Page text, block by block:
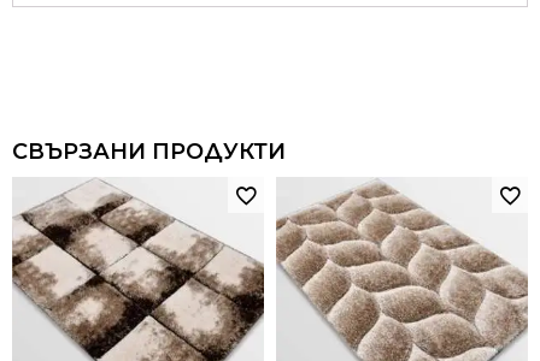
СВЪРЗАНИ ПРОДУКТИ